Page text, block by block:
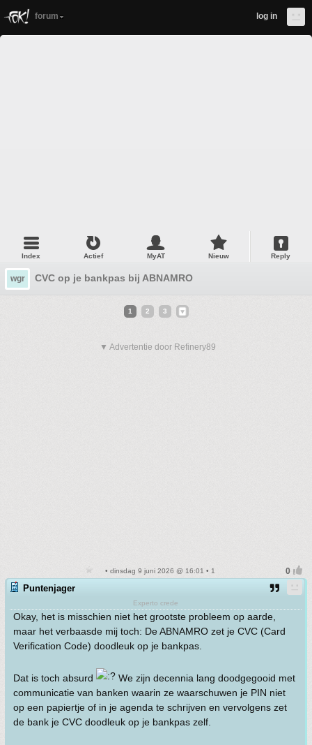
forum log in
Index Actief MyAT Nieuw Reply
wgr CVC op je bankpas bij ABNAMRO
1 2 3
▼ Advertentie door Refinery89
• dinsdag 9 juni 2026 @ 16:01 • 1
Puntenjager
Experto crede
Okay, het is misschien niet het grootste probleem op aarde,
maar het verbaasde mij toch: De ABNAMRO zet je CVC (Card
Verification Code) doodleuk op je bankpas.
Dat is toch absurd
We zijn decennia lang doodgegooid met
communicatie van banken waarin ze waarschuwen je PIN niet
op een papiertje of in je agenda te schrijven en vervolgens zet
de bank je CVC doodleuk op je bankpas zelf.